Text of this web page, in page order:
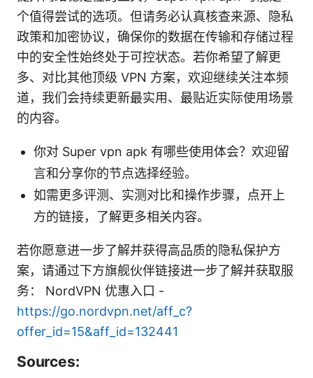
个值得尝试的选项。但请务必认真核查来源、隐私
政策和加密协议，确保你的数据在传输和存储过程
中的安全性始终处于可控状态。若你希望了解更
多、对比其他顶级 VPN 方案，欢迎继续关注本频
道，我们会持续更新最实用、最贴近实际使用场景
的内容。
你对 Super vpn apk 有哪些使用体会？欢迎留
言和分享你的节点选择经验。
如需更多评测、实测对比和操作步骤，点开上
方的链接，了解更多相关内容。
若你愿意进一步了解并获得高品质的隐私保护方
案，请通过下方旗舰伙伴链接进一步了解并获取服
务： NordVPN 优惠入口 -
https://go.nordvpn.net/aff_c?
offer_id=15&aff_id=132441
Sources: